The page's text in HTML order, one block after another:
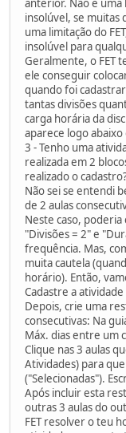
anterior. Não é
insolúvel, se muitas
uma limitação do
insolúvel para
Geralmente, o FET
ele conseguir
quando foi
tantas divisões
carga horária da
aparece logo abaixo
3 - Tenho uma
realizada em 2
realizado o
Não sei se entendi
de 2 aulas
Neste caso, poderia
"Divisões = 2" e
frequência. Mas,
muita cautela
horário). Então,
Cadastre a
Depois, crie uma
consecutivas: Na
Máx. dias entre um
Clique nas 3 aulas
Atividades) para
("Selecionadas").
Após incluir esta
outras 3 aulas do
FET resolver o teu